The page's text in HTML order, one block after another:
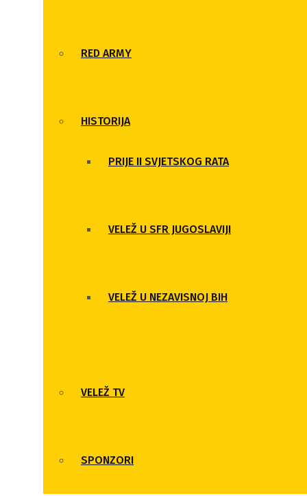
RED ARMY
HISTORIJA
PRIJE II SVJETSKOG RATA
VELEŽ U SFR JUGOSLAVIJI
VELEŽ U NEZAVISNOJ BIH
VELEŽ TV
SPONZORI